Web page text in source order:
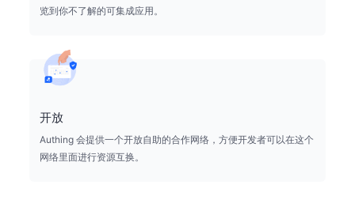
览到你不了解的可集成应用。
开放
Authing 会提供一个开放自助的合作网络，方便开发者可以在这个
网络里面进行资源互换。